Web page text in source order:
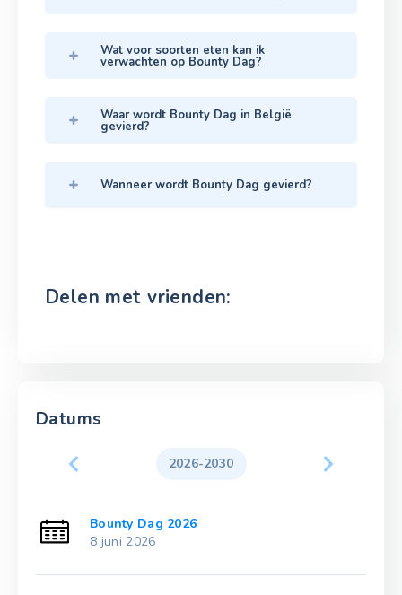
Wat voor soorten eten kan ik
verwachten op Bounty Dag?
Waar wordt Bounty Dag in België
gevierd?
Wanneer wordt Bounty Dag gevierd?
Delen met vrienden:
Datums
2026-2030
Bounty Dag 2026
8 juni 2026